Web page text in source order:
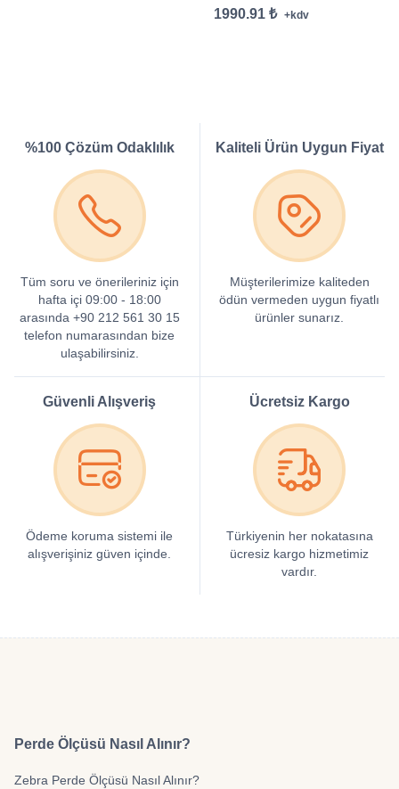
1990.91 ₺ +kdv
%100 Çözüm Odaklılık
Tüm soru ve önerileriniz için
hafta içi 09:00 - 18:00
arasında +90 212 561 30 15
telefon numarasından bize
ulaşabilirsiniz.
Kaliteli Ürün Uygun Fiyat
Müşterilerimize kaliteden
ödün vermeden uygun fiyatlı
ürünler sunarız.
Güvenli Alışveriş
Ödeme koruma sistemi ile
alışverişiniz güven içinde.
Ücretsiz Kargo
Türkiyenin her nokatasına
ücresiz kargo hizmetimiz
vardır.
Perde Ölçüsü Nasıl Alınır?
Zebra Perde Ölçüsü Nasıl Alınır?